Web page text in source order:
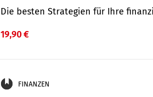
Die besten Strategien für Ihre
19,90 €
FINANZEN